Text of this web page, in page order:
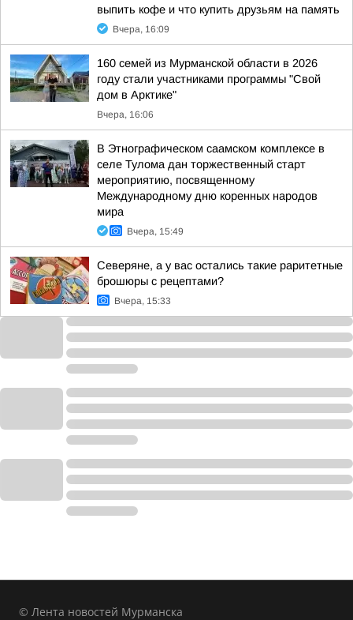
выпить кофе и что купить друзьям на память
Вчера, 16:09
160 семей из Мурманской области в 2026
году стали участниками программы "Свой
дом в Арктике"
Вчера, 16:06
В Этнографическом саамском комплексе в
селе Тулома дан торжественный старт
мероприятию, посвященному
Международному дню коренных народов
мира
Вчера, 15:49
Северяне, а у вас остались такие раритетные
брошюры с рецептами?
Вчера, 15:33
© Лента новостей Мурманска